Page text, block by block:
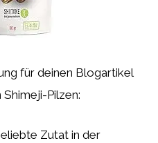
für deinen Blogartikel
Pilzen:
Zutat in der